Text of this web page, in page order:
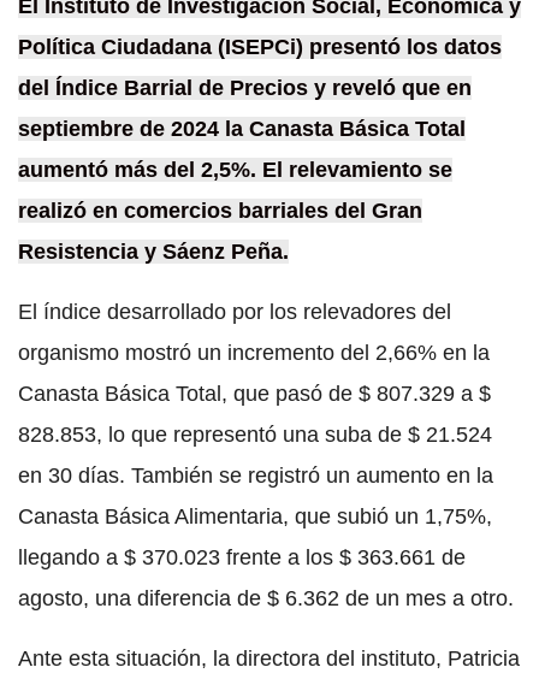
El Instituto de Investigación Social, Económica y
Política Ciudadana (ISEPCi) presentó los datos
del Índice Barrial de Precios y reveló que en
septiembre de 2024 la Canasta Básica Total
aumentó más del 2,5%. El relevamiento se
realizó en comercios barriales del Gran
Resistencia y Sáenz Peña.
El índice desarrollado por los relevadores del
organismo mostró un incremento del 2,66% en la
Canasta Básica Total, que pasó de $ 807.329 a $
828.853, lo que representó una suba de $ 21.524
en 30 días. También se registró un aumento en la
Canasta Básica Alimentaria, que subió un 1,75%,
llegando a $ 370.023 frente a los $ 363.661 de
agosto, una diferencia de $ 6.362 de un mes a otro.
Ante esta situación, la directora del instituto, Patricia